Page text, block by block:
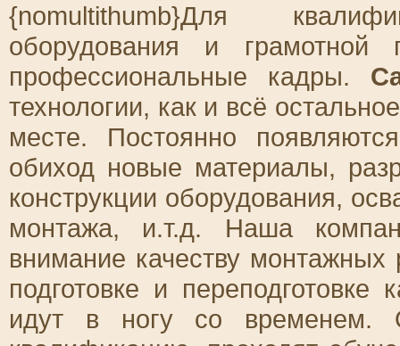
{nomultithumb}Для
оборудования и грамотной
профессиональные кадры.
технологии, как и всё
месте. Постоянно
обиход новые материалы,
конструкции оборудования,
монтажа, и.т.д. Наша
внимание качеству
подготовке и
идут в ногу со временем.